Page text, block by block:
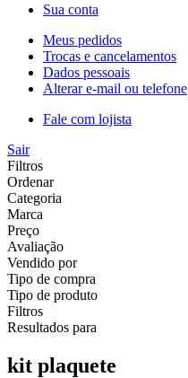
Sua conta
Meus pedidos
Trocas e cancelamentos
Dados pessoais
Alterar e-mail ou telefone
Fale com lojista
Sair
Filtros
Ordenar
Categoria
Marca
Preço
Avaliação
Vendido por
Tipo de compra
Tipo de produto
Filtros
Resultados para
kit plaquete